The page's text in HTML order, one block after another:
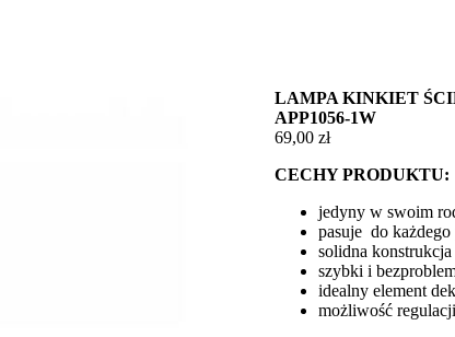
LAMPA KINKIET
APP1056-1W
69,00 zł
CECHY PRODUKTU:
jedyny w swoim
pasuje do
solidna konstrukcja
szybki i
idealny element
możliwość